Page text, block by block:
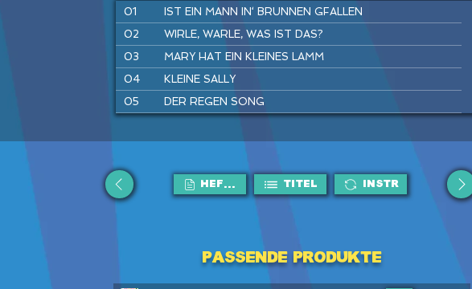
01
IST EIN MANN IN‘ BRUNNEN GFALLEN
02
WIRLE, WARLE, WAS IST DAS?
03
MARY HAT EIN KLEINES LAMM
04
KLEINE SALLY
05
DER REGEN SONG
08
FLUGHAFEN REGGAE
09
TRAU DICH RAUS, KLEINE MAUS
DU UND ICH
HEFTE Titel Instr
Passende Produkte